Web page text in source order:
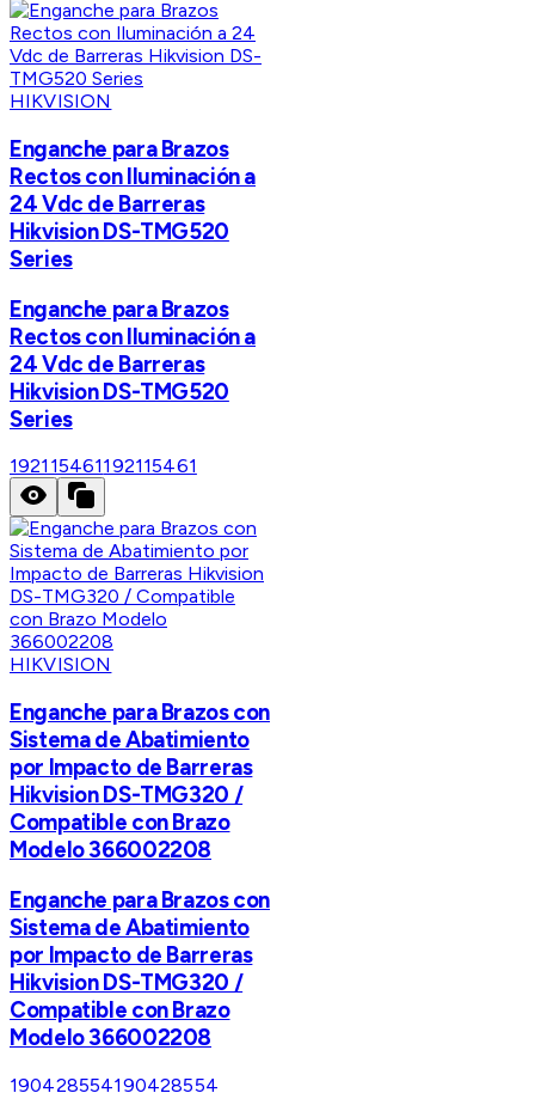
HIKVISION
Enganche para Brazos
Rectos con Iluminación a
24 Vdc de Barreras
Hikvision DS-TMG520
Series
Enganche para Brazos
Rectos con Iluminación a
24 Vdc de Barreras
Hikvision DS-TMG520
Series
192115461192115461
HIKVISION
Enganche para Brazos con
Sistema de Abatimiento
por Impacto de Barreras
Hikvision DS-TMG320 /
Compatible con Brazo
Modelo 366002208
Enganche para Brazos con
Sistema de Abatimiento
por Impacto de Barreras
Hikvision DS-TMG320 /
Compatible con Brazo
Modelo 366002208
190428554190428554